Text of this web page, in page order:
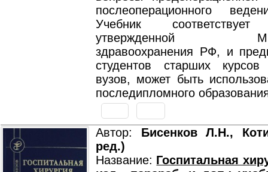
послеоперационного
Учебник соответствует
утвержденной
здравоохранения РФ, и
студентов старших курсов
вузов, может быть
последипломного
Автор: Бисенков Л.Н.,
ред.)
Название: Госпитальная